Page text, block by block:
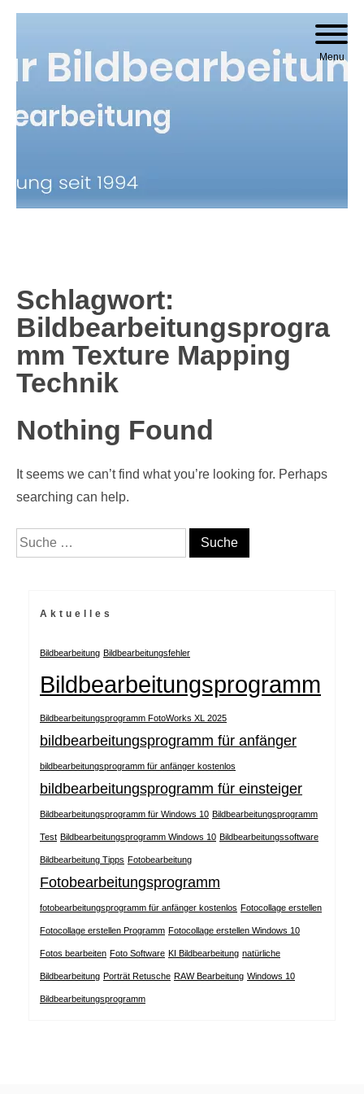
Menu
Schlagwort:
Bildbearbeitungsprogra
Mm Texture Mapping
Technik
Nothing Found
It seems we can’t find what you’re looking for. Perhaps
searching can help.
Suche nach:
Aktuelles
Bildbearbeitung Bildbearbeitungsfehler
Bildbearbeitungsprogramm
Bildbearbeitungsprogramm FotoWorks XL 2025
bildbearbeitungsprogramm für anfänger
bildbearbeitungsprogramm für anfänger kostenlos
bildbearbeitungsprogramm für einsteiger
Bildbearbeitungsprogramm für Windows 10 Bildbearbeitungsprogramm
Test Bildbearbeitungsprogramm Windows 10 Bildbearbeitungssoftware
Bildbearbeitung Tipps Fotobearbeitung
Fotobearbeitungsprogramm
fotobearbeitungsprogramm für anfänger kostenlos Fotocollage erstellen
Fotocollage erstellen Programm Fotocollage erstellen Windows 10
Fotos bearbeiten Foto Software KI Bildbearbeitung natürliche
Bildbearbeitung Porträt Retusche RAW Bearbeitung Windows 10
Bildbearbeitungsprogramm